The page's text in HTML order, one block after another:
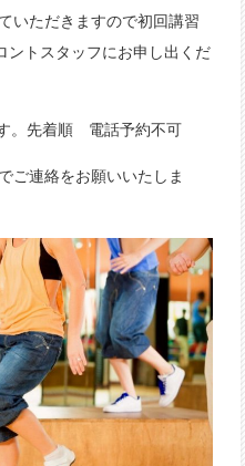
いただきますので初回講習
ントスタッフにお申し出くだ
。先着順 電話予約不可
ご連絡をお願いいたしま